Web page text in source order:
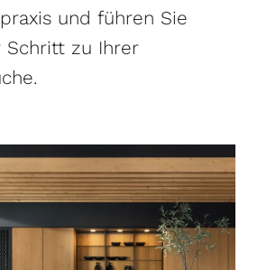
und führen Sie
Schritt zu Ihrer